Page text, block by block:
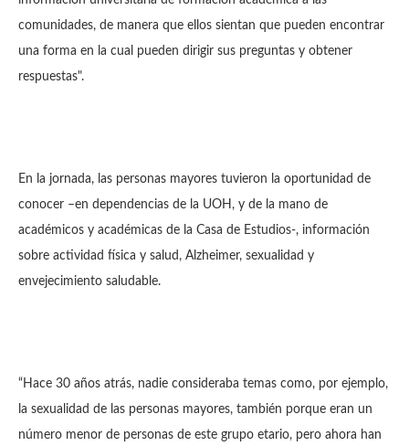
comunidades, de manera que ellos sientan que pueden encontrar
una forma en la cual pueden dirigir sus preguntas y obtener
respuestas".
En la jornada, las personas mayores tuvieron la oportunidad de
conocer –en dependencias de la UOH, y de la mano de
académicos y académicas de la Casa de Estudios-, información
sobre actividad física y salud, Alzheimer, sexualidad y
envejecimiento saludable.
“Hace 30 años atrás, nadie consideraba temas como, por ejemplo,
la sexualidad de las personas mayores, también porque eran un
número menor de personas de este grupo etario, pero ahora han